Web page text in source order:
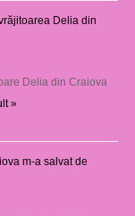
Delia din
Delia din Craiova
»
m-a salvat de